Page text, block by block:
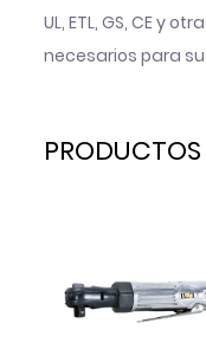
UL, ETL, GS, CE y
necesarios para